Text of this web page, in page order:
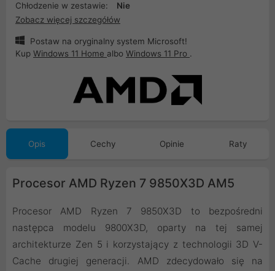
Chłodzenie w zestawie:
Nie
Zobacz więcej szczegółów
Postaw na oryginalny system Microsoft!
Kup Windows 11 Home albo Windows 11 Pro .
Opis Cechy Opinie Raty
Procesor AMD Ryzen 7 9850X3D AM5
Procesor AMD Ryzen 7 9850X3D to bezpośredni
następca modelu 9800X3D, oparty na tej samej
architekturze Zen 5 i korzystający z technologii 3D V-
Cache drugiej generacji. AMD zdecydowało się na